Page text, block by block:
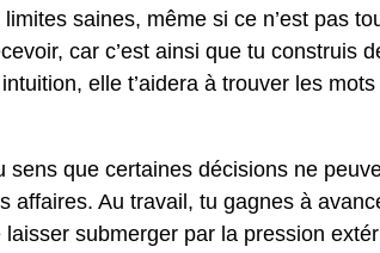
saines, même si ce n’est pas
car c’est ainsi que tu construis
elle t’aidera à trouver les
sens que certaines décisions ne
affaires. Au travail, tu gagnes à
laisser submerger par la pression